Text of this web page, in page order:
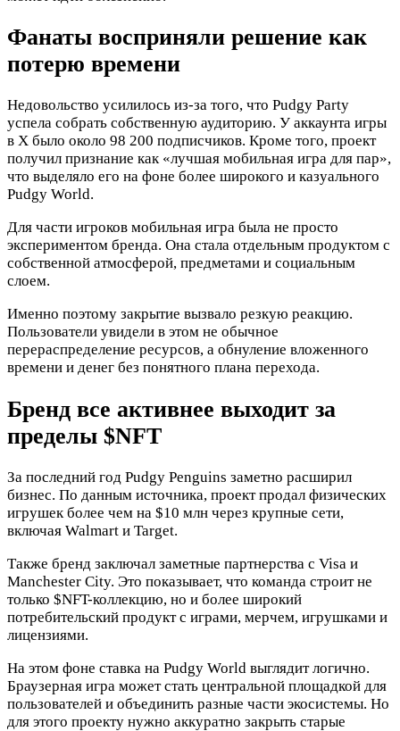
Фанаты восприняли решение как
потерю времени
Недовольство усилилось из-за того, что Pudgy Party
успела собрать собственную аудиторию. У аккаунта игры
в X было около 98 200 подписчиков. Кроме того, проект
получил признание как «лучшая мобильная игра для пар»,
что выделяло его на фоне более широкого и казуального
Pudgy World.
Для части игроков мобильная игра была не просто
экспериментом бренда. Она стала отдельным продуктом с
собственной атмосферой, предметами и социальным
слоем.
Именно поэтому закрытие вызвало резкую реакцию.
Пользователи увидели в этом не обычное
перераспределение ресурсов, а обнуление вложенного
времени и денег без понятного плана перехода.
Бренд все активнее выходит за
пределы $NFT
За последний год Pudgy Penguins заметно расширил
бизнес. По данным источника, проект продал физических
игрушек более чем на $10 млн через крупные сети,
включая Walmart и Target.
Также бренд заключал заметные партнерства с Visa и
Manchester City. Это показывает, что команда строит не
только $NFT-коллекцию, но и более широкий
потребительский продукт с играми, мерчем, игрушками и
лицензиями.
На этом фоне ставка на Pudgy World выглядит логично.
Браузерная игра может стать центральной площадкой для
пользователей и объединить разные части экосистемы. Но
для этого проекту нужно аккуратно закрыть старые